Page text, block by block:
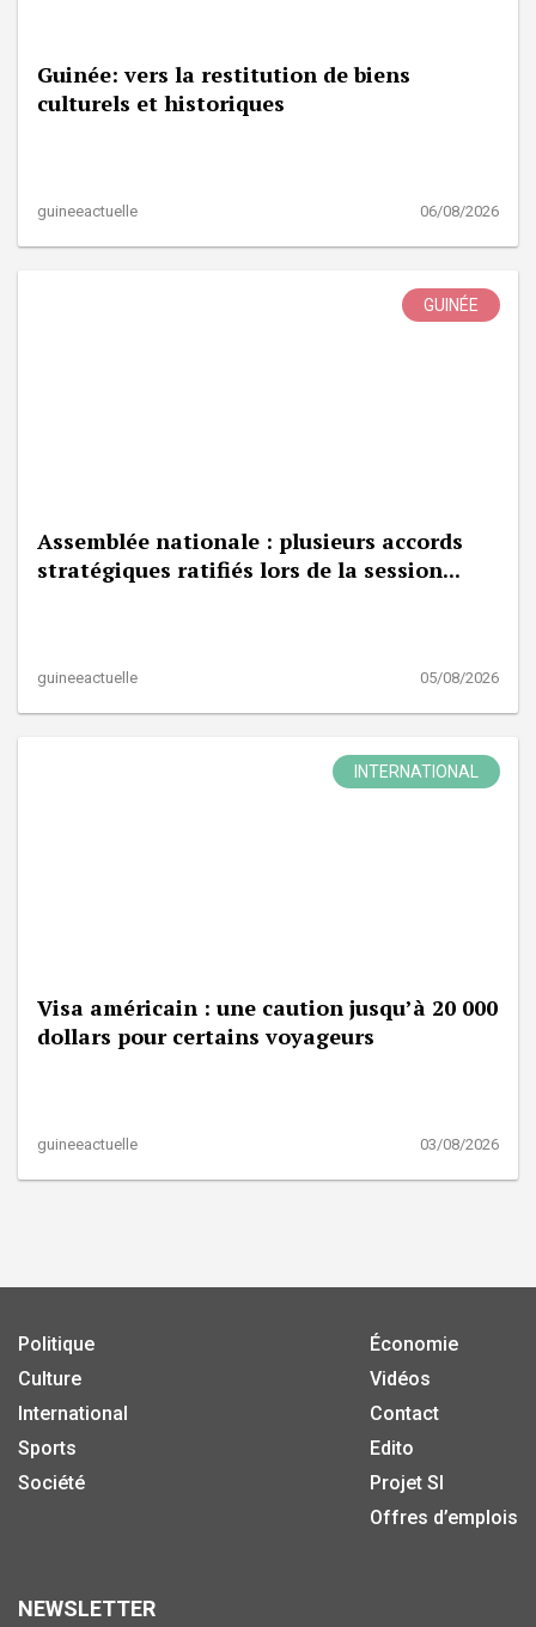
Guinée: vers la restitution de biens
culturels et historiques
guineeactuelle 06/08/2026
GUINÉE
Assemblée nationale : plusieurs accords
stratégiques ratifiés lors de la session...
guineeactuelle 05/08/2026
INTERNATIONAL
Visa américain : une caution jusqu’à 20 000
dollars pour certains voyageurs
guineeactuelle 03/08/2026
Politique
Culture
International
Sports
Société
Économie
Vidéos
Contact
Edito
Projet SI
Offres d’emplois
NEWSLETTER